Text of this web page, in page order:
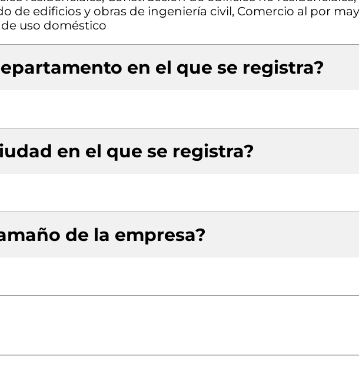
de edificios y obras de ingeniería civil, Comercio al por
uso doméstico
en el que se registra?
en el que se registra?
de la empresa?